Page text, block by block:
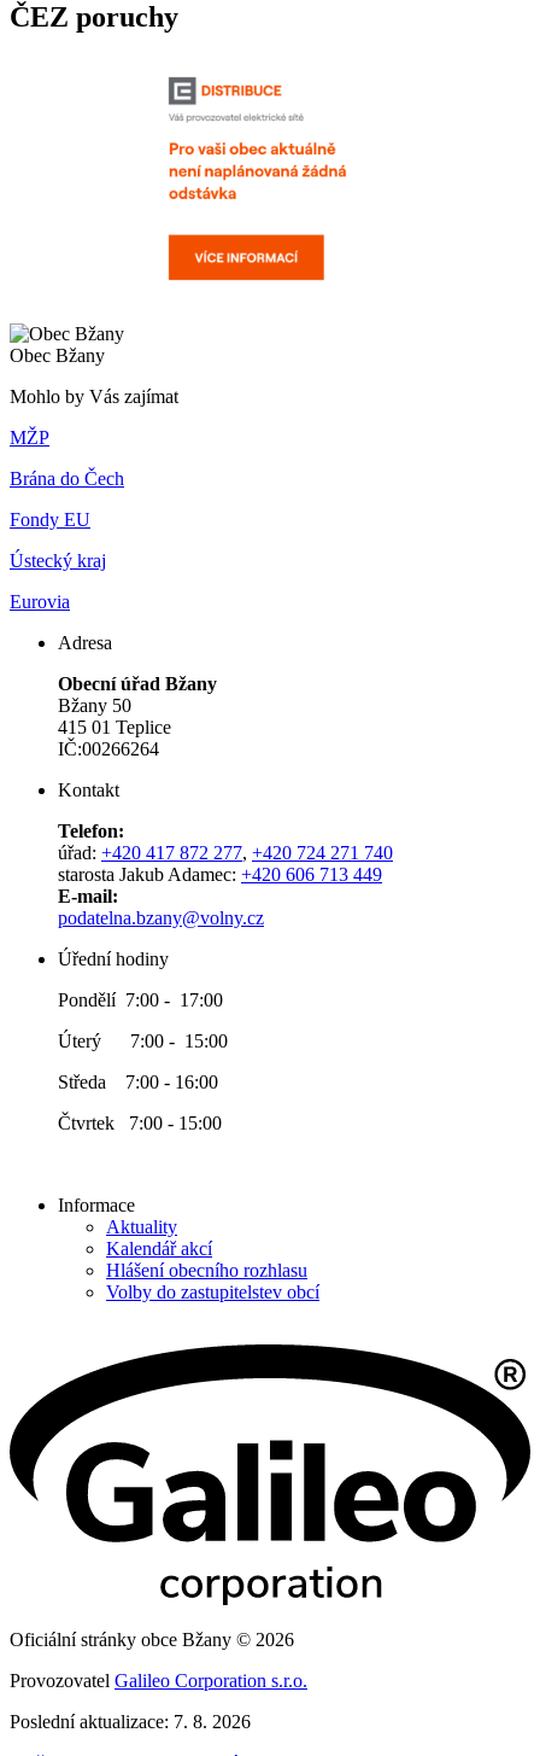
ČEZ poruchy
Obec Bžany
Mohlo by Vás zajímat
MŽP
Brána do Čech
Fondy EU
Ústecký kraj
Eurovia
Adresa
Obecní úřad Bžany
Bžany 50
415 01 Teplice
IČ:00266264
Kontakt
Telefon:
úřad: +420 417 872 277, +420 724 271 740
starosta Jakub Adamec: +420 606 713 449
E-mail:
podatelna.bzany@volny.cz
Úřední hodiny
Pondělí 7:00 - 17:00
Úterý 7:00 - 15:00
Středa 7:00 - 16:00
Čtvrtek 7:00 - 15:00
Informace
Aktuality
Kalendář akcí
Hlášení obecního rozhlasu
Volby do zastupitelstev obcí
Oficiální stránky obce Bžany © 2026
Provozovatel Galileo Corporation s.r.o.
Poslední aktualizace: 7. 8. 2026